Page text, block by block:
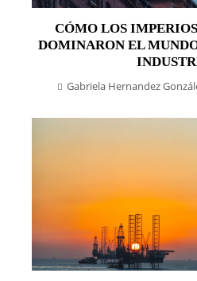
CÓMO LOS
DOMINARON EL
Gabriela Hernandez